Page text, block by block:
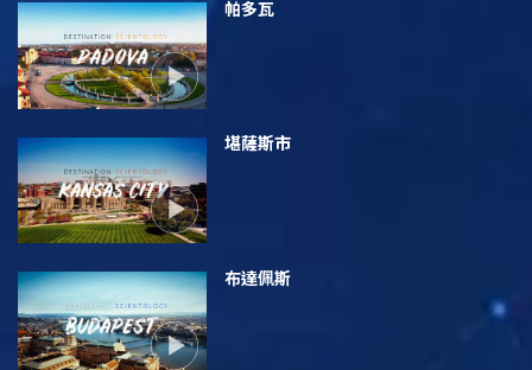
帕多瓦
堪薩斯市
布達佩斯